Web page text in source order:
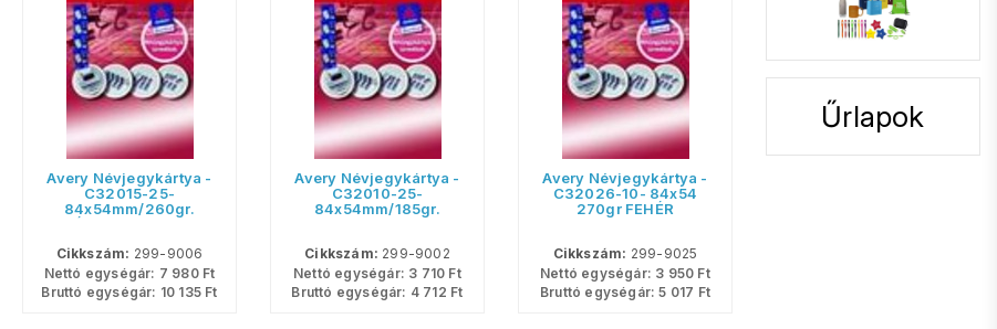
Avery Névjegykártya -
C32015-25-
84x54mm/260gr.
FEHÉR <200db/csom>
Cikkszám: 299-9006
Nettó egységár: 7 980Ft
Bruttó egységár: 10 135 Ft
Avery Névjegykártya -
C32010-25-
84x54mm/185gr.
Cikkszám: 299-9002
Nettó egységár: 3 710 Ft
Bruttó egységár: 4 712 Ft
Avery Névjegykártya -
C32026-10- 84x54
270gr FEHÉR
Cikkszám: 299-9025
Nettó egységár: 3 950 Ft
Bruttó egységár: 5 017 Ft
Űrlapok